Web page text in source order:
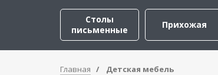
Столы
письменные
Прихожая
Главная Детская мебель